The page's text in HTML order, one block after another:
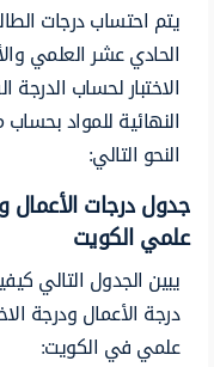
يتم احتساب درجات
الحادي عشر العلمي
الاختبار لحساب
النهائية للمواد
النحو التالي:
جدول درجات الأعمال
علمي الكويت
يبين الجدول التالي
درجة الأعمال ودرجة
علمي في الكويت: